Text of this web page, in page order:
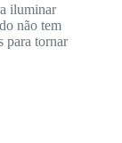
iluminar
não tem
para tornar